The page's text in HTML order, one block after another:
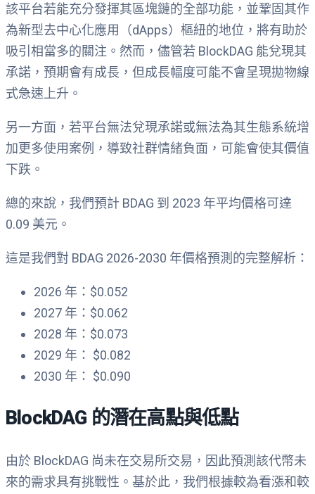
該平台若能充分發揮其區塊鏈的全部功能，並鞏固其作
為新型去中心化應用（dApps）樞紐的地位，將有助於
吸引相當多的關注。然而，儘管若 BlockDAG 能兌現其
承諾，預期會有成長，但成長幅度可能不會呈現拋物線
式急速上升。
另一方面，若平台無法兌現承諾或無法為其生態系統增
加更多使用案例，導致社群情緒負面，可能會使其價值
下跌。
總的來說，我們預計 BDAG 到 2023 年平均價格可達
0.09 美元。
這是我們對 BDAG 2026-2030 年價格預測的完整解析：
2026 年：$0.052
2027 年：$0.062
2028 年：$0.073
2029 年： $0.082
2030 年： $0.090
BlockDAG 的潛在高點與低點
由於 BlockDAG 尚未在交易所交易，因此預測該代幣未
來的需求具有挑戰性。基於此，我們根據較為看漲和較